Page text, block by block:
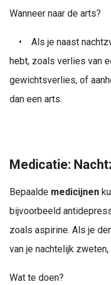
Wanneer naar de arts?
•
Als je naast
hebt, zoals verlies van
gewichtsverlies, of
dan een arts.
Medicatie:
Bepaalde medicijnen
bijvoorbeeld
zoals aspirine. Als je
van je nachtelijk
Wat te doen?